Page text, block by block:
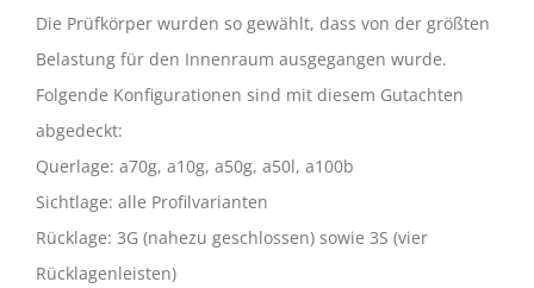
Die Prüfkörper wurden so gewählt, dass von der größten
Belastung für den Innenraum ausgegangen wurde.
Folgende Konfigurationen sind mit diesem Gutachten
abgedeckt:
Querlage: a70g, a10g, a50g, a50l, a100b
Sichtlage: alle Profilvarianten
Rücklage: 3G (nahezu geschlossen) sowie 3S (vier
Rücklagenleisten)